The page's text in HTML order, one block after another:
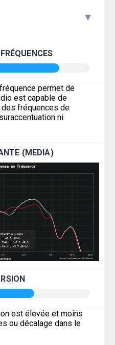
▾
permet de
est capable de
des fréquences de
ni
(MEDIA)
est élevée et moins
ou décalage dans le